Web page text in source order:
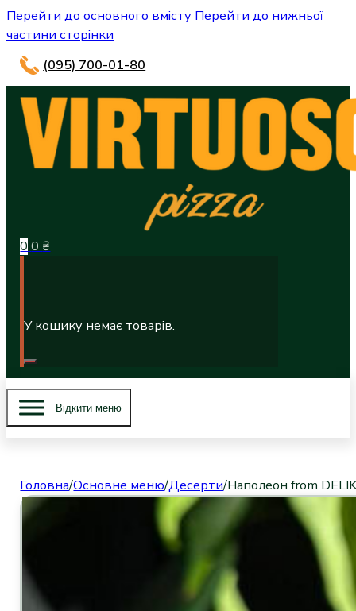
Перейти до основного вмісту Перейти до нижньої
частини сторінки
(095) 700-01-80
0 0 ₴
У кошику немає товарів.
Вiдкити меню
Головна/Основне меню/Десерти/Наполеон from